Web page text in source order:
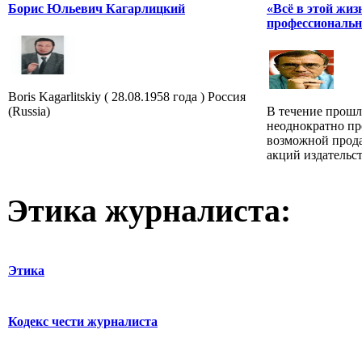
Борис Юльевич Кагарлицкий
Boris Kagarlitskiy ( 28.08.1958 года ) Россия
(Russia)
«Всё в этой
В течение
неоднократно
возможной
акций
Этика журналиста:
Этика
Кодекс чести журналиста